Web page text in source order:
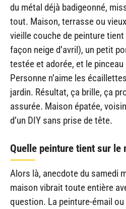
du métal déjà badigeonné,
tout. Maison, terrasse ou
vieille couche de peinture
façon neige d’avril), un petit
testée et adorée, et le pinceau
Personne n’aime les
jardin. Résultat, ça brille, ça
assurée. Maison épatée,
d’un DIY sans prise de tête.
Quelle peinture tient sur le
Alors là, anecdote du samedi
maison vibrait toute entière
question. La peinture-émail